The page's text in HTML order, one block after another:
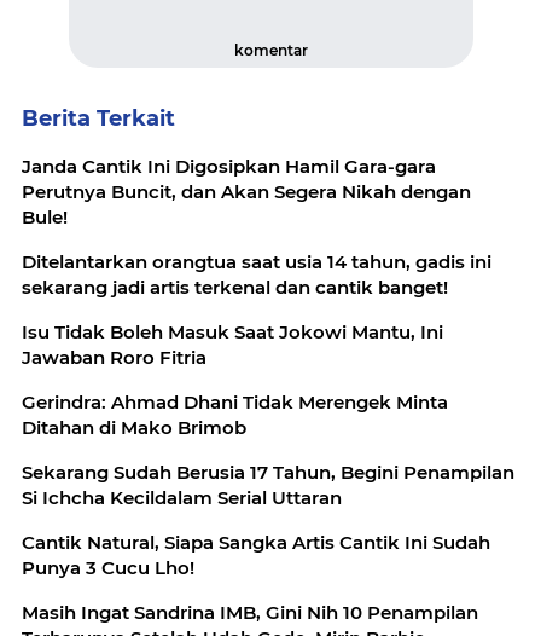
komentar
Berita Terkait
Janda Cantik Ini Digosipkan Hamil Gara-gara
Perutnya Buncit, dan Akan Segera Nikah dengan
Bule!
Ditelantarkan orangtua saat usia 14 tahun, gadis ini
sekarang jadi artis terkenal dan cantik banget!
Isu Tidak Boleh Masuk Saat Jokowi Mantu, Ini
Jawaban Roro Fitria
Gerindra: Ahmad Dhani Tidak Merengek Minta
Ditahan di Mako Brimob
Sekarang Sudah Berusia 17 Tahun, Begini Penampilan
Si Ichcha Kecildalam Serial Uttaran
Cantik Natural, Siapa Sangka Artis Cantik Ini Sudah
Punya 3 Cucu Lho!
Masih Ingat Sandrina IMB, Gini Nih 10 Penampilan